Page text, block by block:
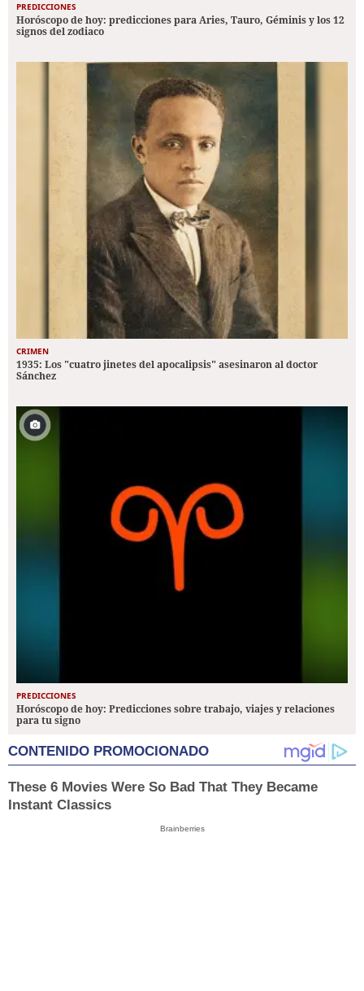
PREDICCIONES
Horóscopo de hoy: predicciones para Aries, Tauro, Géminis y los 12
signos del zodiaco
CRIMEN
1935: Los "cuatro jinetes del apocalipsis" asesinaron al doctor
Sánchez
PREDICCIONES
Horóscopo de hoy: Predicciones sobre trabajo, viajes y relaciones
para tu signo
CONTENIDO PROMOCIONADO
These 6 Movies Were So Bad That They Became
Instant Classics
Brainberries